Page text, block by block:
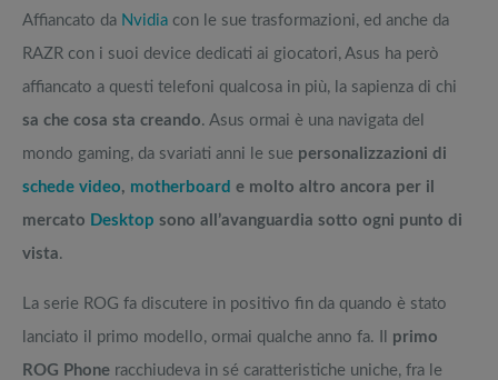
Affiancato da Nvidia con le sue trasformazioni, ed anche da
RAZR con i suoi device dedicati ai giocatori, Asus ha però
affiancato a questi telefoni qualcosa in più, la sapienza di chi
sa che cosa sta creando. Asus ormai è una navigata del
mondo gaming, da svariati anni le sue personalizzazioni di
schede video, motherboard e molto altro ancora per il
mercato Desktop sono all’avanguardia sotto ogni punto di
vista.
La serie ROG fa discutere in positivo fin da quando è stato
lanciato il primo modello, ormai qualche anno fa. Il primo
ROG Phone racchiudeva in sé caratteristiche uniche, fra le